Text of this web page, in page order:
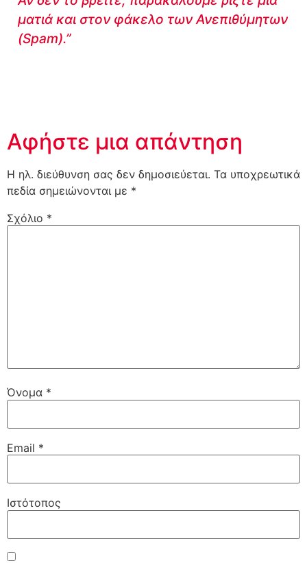
ματιά και στον φάκελο των Ανεπιθύμητων
(Spam).”
Αφήστε μια απάντηση
Η ηλ. διεύθυνση σας δεν δημοσιεύεται. Τα υποχρεωτικά
πεδία σημειώνονται με *
Σχόλιο *
Όνομα *
Email *
Ιστότοπος